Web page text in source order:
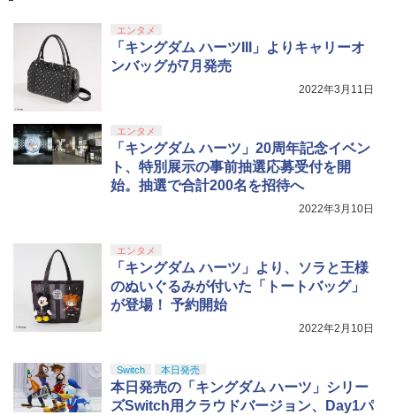
エンタメ
「キングダム ハーツIII」よりキャリーオ
ンバッグが7月発売
2022年3月11日
エンタメ
「キングダム ハーツ」20周年記念イベン
ト、特別展示の事前抽選応募受付を開
始。抽選で合計200名を招待へ
2022年3月10日
エンタメ
「キングダム ハーツ」より、ソラと王様
のぬいぐるみが付いた「トートバッグ」
が登場！ 予約開始
2022年2月10日
Switch 本日発売
本日発売の「キングダム ハーツ」シリー
ズSwitch用クラウドバージョン、Day1パ